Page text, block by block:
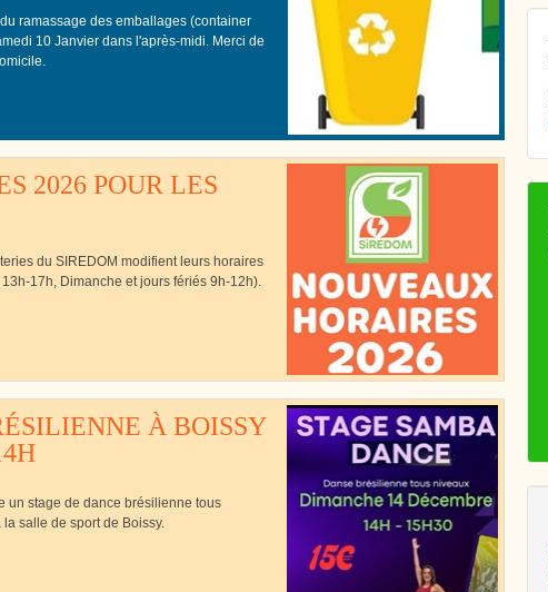
ramassage des emballages (container
10 Janvier dans l'après-midi. Merci de
2026 POUR LES
du SIREDOM modifient leurs horaires
17h, Dimanche et jours fériés 9h-12h).
À BOISSY
un stage de dance brésilienne tous
salle de sport de Boissy.